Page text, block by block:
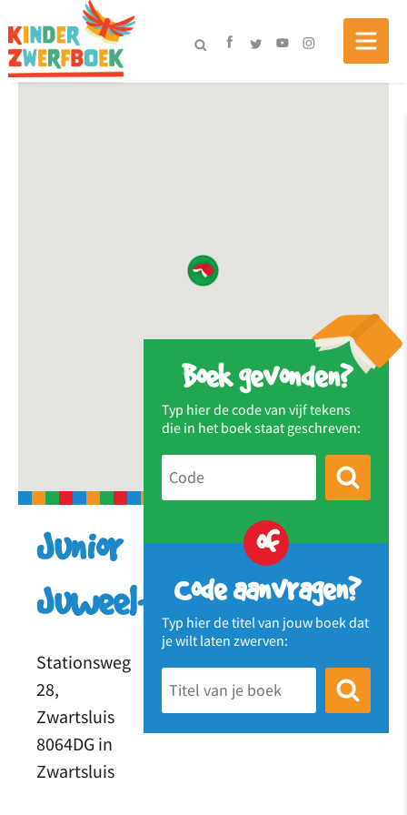
Boek gevonden?
Typ hier de code van vijf tekens
die in het boek staat geschreven:
of
Code aanvragen?
Typ hier de titel van jouw boek dat
je wilt laten zwerven:
Junior
Juweeltjes
Stationsweg
28,
Zwartsluis
8064DG in
Zwartsluis